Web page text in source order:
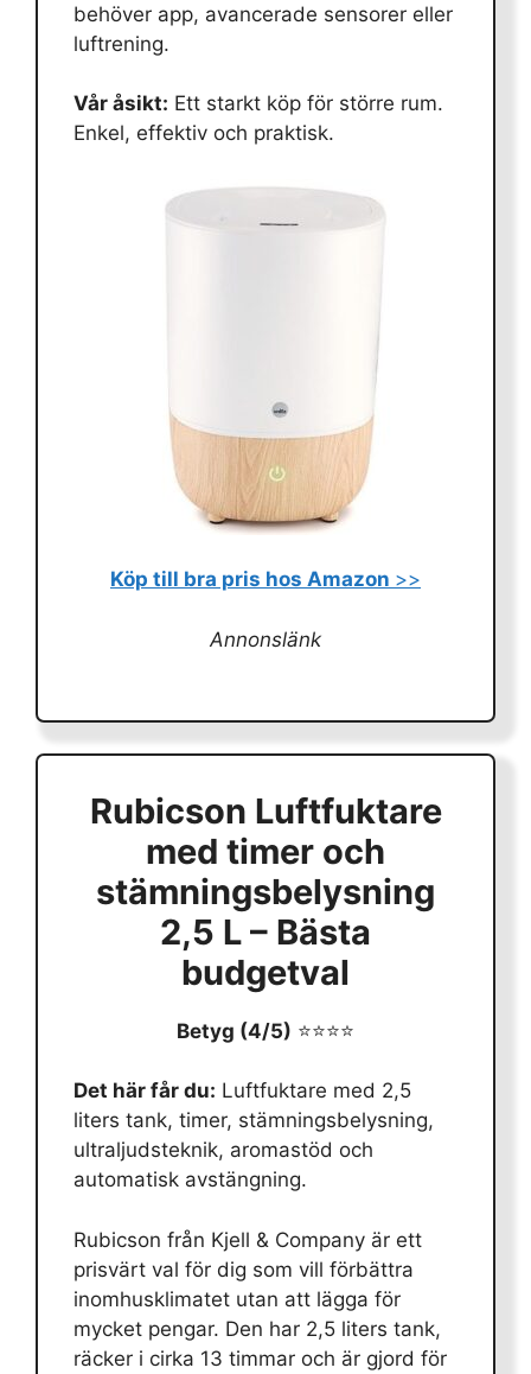
behöver app, avancerade sensorer eller
luftrening.
Vår åsikt: Ett starkt köp för större rum.
Enkel, effektiv och praktisk.
Köp till bra pris hos Amazon >>
Annonslänk
Rubicson Luftfuktare
med timer och
stämningsbelysning
2,5 L – Bästa
budgetval
Betyg (4/5) ⭐⭐⭐⭐
Det här får du: Luftfuktare med 2,5
liters tank, timer, stämningsbelysning,
ultraljudsteknik, aromastöd och
automatisk avstängning.
Rubicson från Kjell & Company är ett
prisvärt val för dig som vill förbättra
inomhusklimatet utan att lägga för
mycket pengar. Den har 2,5 liters tank,
räcker i cirka 13 timmar och är gjord för